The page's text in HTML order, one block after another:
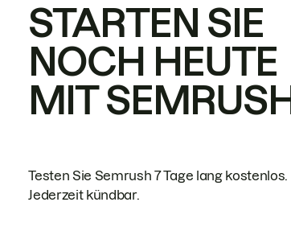
STARTEN SIE
NOCH HEUTE
MIT
Testen Sie Semrush 7 Tage lang kostenlos.
Jederzeit kündbar.